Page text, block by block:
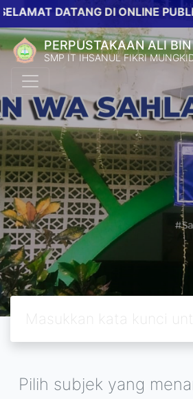
DATANG DI ONLINE PUBLIC
PERPUSTAKAAN ALI
SMP IT IHSANUL FIKRI
Pilih subjek yang